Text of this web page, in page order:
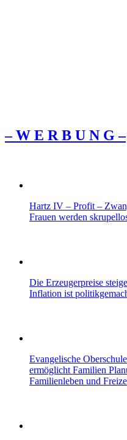
– W Ε R Β U Ν G –
Hartz IV – Profit –
Frauen werden
Die Erzeugerpreise
Inflation ist
Evangelische
ermöglicht Familien
Familienleben und